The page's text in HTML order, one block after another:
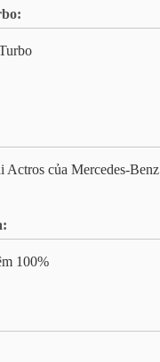
của Mercedes-Benz
100%